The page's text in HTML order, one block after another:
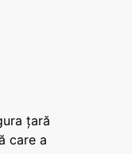
țară
care a